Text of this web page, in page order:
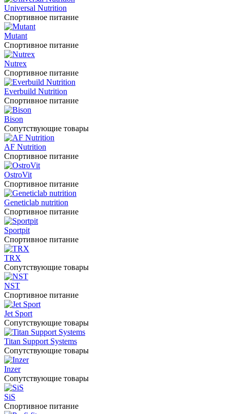
Universal Nutrition
Спортивное питание
Mutant
Спортивное питание
Nutrex
Спортивное питание
Everbuild Nutrition
Спортивное питание
Bison
Сопутствующие товары
AF Nutrition
Спортивное питание
OstroVit
Спортивное питание
Geneticlab nutrition
Спортивное питание
Sportpit
Спортивное питание
TRX
Сопутствующие товары
NST
Спортивное питание
Jet Sport
Сопутствующие товары
Titan Support Systems
Сопутствующие товары
Inzer
Сопутствующие товары
SiS
Спортивное питание